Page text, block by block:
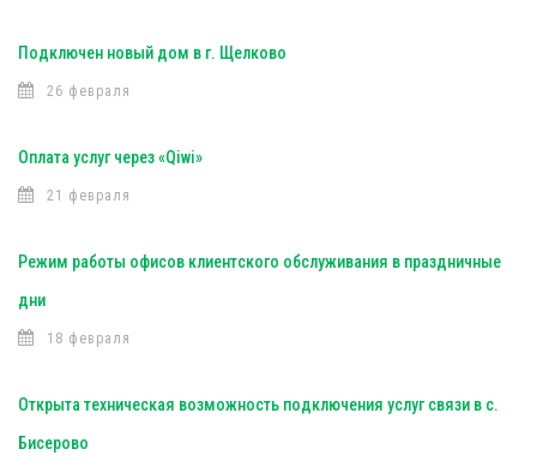
Подключен новый дом в г. Щелково
26 февраля
Оплата услуг через «Qiwi»
21 февраля
Режим работы офисов клиентского обслуживания в праздничные
дни
18 февраля
Открыта техническая возможность подключения услуг связи в с.
Бисерово